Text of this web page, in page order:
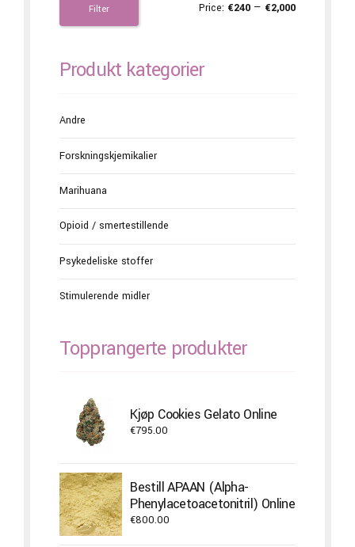
Filter Price: €240 — €2,000
Produkt kategorier
Andre
Forskningskjemikalier
Marihuana
Opioid / smertestillende
Psykedeliske stoffer
Stimulerende midler
Topprangerte produkter
Kjøp Cookies Gelato Online
€795.00
Bestill APAAN (Alpha-
Phenylacetoacetonitril) Online
€800.00